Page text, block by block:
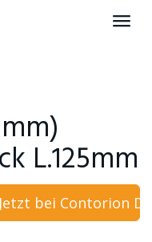
L.125mm
Jetzt bei Contorion